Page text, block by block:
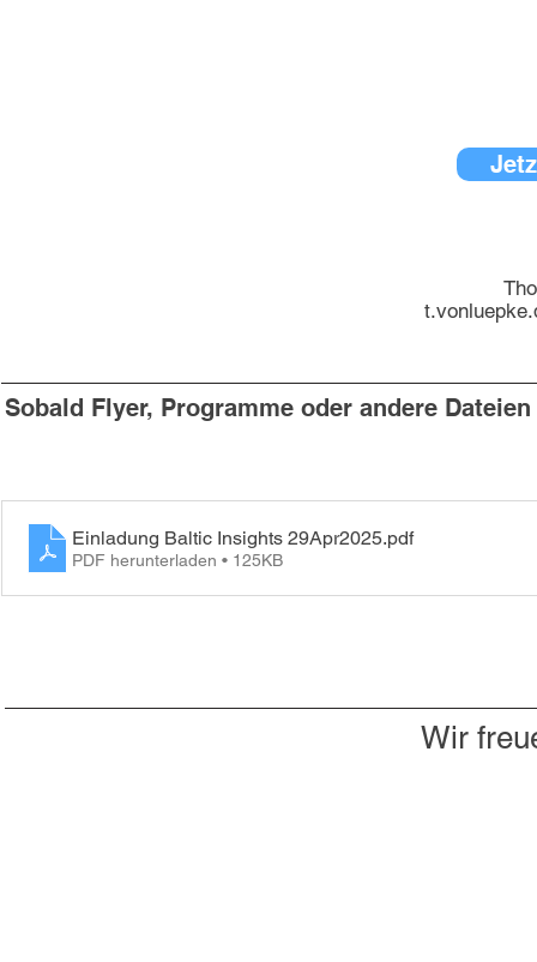
Sobald Flyer, Programme oder andere
Einladung Baltic Insights 29Apr2025.pdf
PDF herunterladen • 125KB
Wir